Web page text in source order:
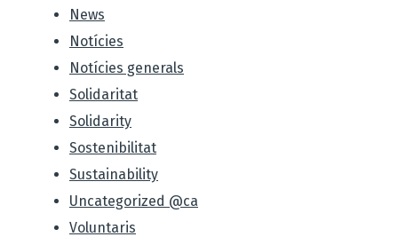
News
Notícies
Notícies generals
Solidaritat
Solidarity
Sostenibilitat
Sustainability
Uncategorized @ca
Voluntaris